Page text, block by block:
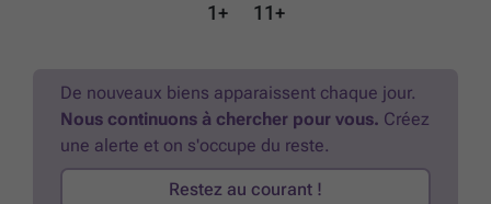
disponibles sur demande. PRIX : 189.000 €. Le propriétaire se réserve
le droit d'accepter ou de refuser toute offre. Informations données à
savoir plus ?
1+ 11+
De nouveaux biens apparaissent chaque jour.
Nous continuons à chercher pour vous. Créez
une alerte et on s'occupe du reste.
Restez au courant !